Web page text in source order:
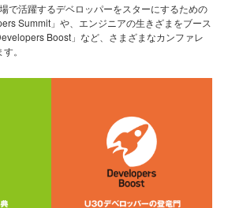
で活躍するデベロッパーをスターにするための
Summit」や、エンジニアの生きざまをブース
Boost」など、さまざまなカンファレ
。